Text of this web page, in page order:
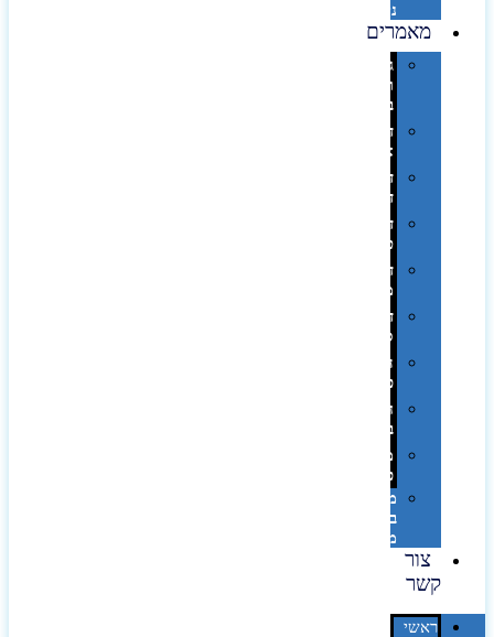
נייר
מאמרים
גימורים
והשבחות
בדפוס
דפוס
אופסט
דפוס
דיגיטלי
דפוס
טמפון
דפוס
משי
דפוס
סובלימציה
הדפס
פרוצס
חריטה
בלייזר
מהו
פנטון?
מיתוג
באמצעות
מדבקות
צור
קשר
ראשי